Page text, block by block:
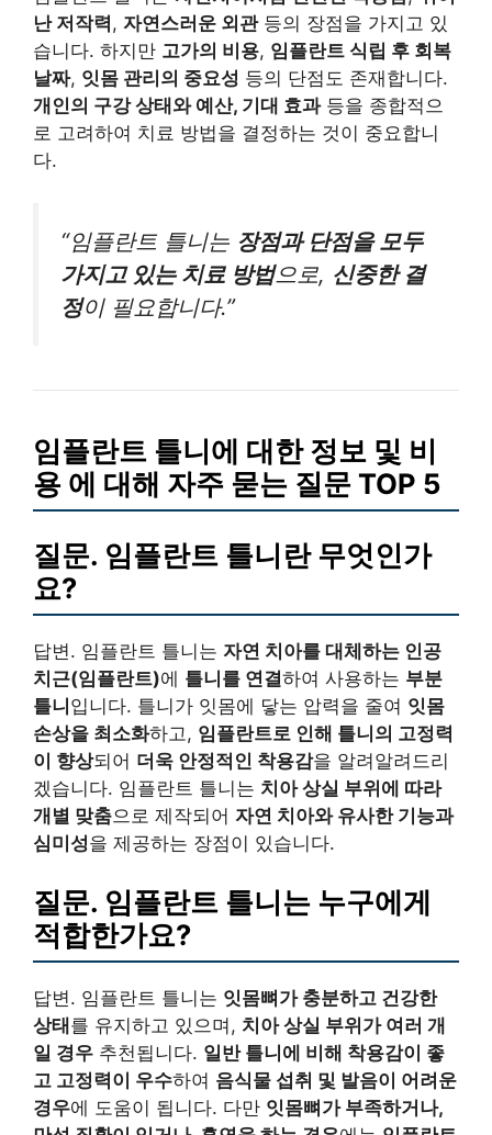
난 저작력, 자연스러운 외관등의 장점을 가지고 있
습니다. 하지만 고가의 비용, 임플란트 식립 후 회복
날짜, 잇몸 관리의 중요성 등의 단점도 존재합니다.
개인의 구강 상태와 예산, 기대 효과등을 종합적으
로 고려하여 치료 방법을 결정하는 것이 중요합니
다.
“임플란트 틀니는 장점과 단점을 모두
가지고 있는 치료 방법으로, 신중한 결
정이 필요합니다.”
임플란트 틀니에 대한 정보 및 비
용 에 대해 자주 묻는 질문 TOP 5
질문. 임플란트 틀니란 무엇인가
요?
답변. 임플란트 틀니는 자연 치아를 대체하는 인공
치근(임플란트)에 틀니를 연결하여 사용하는 부분
틀니 입니다. 틀니가 잇몸에 닿는 압력을 줄여 잇몸
손상을 최소화하고, 임플란트로 인해 틀니의 고정력
이 향상되어 더욱 안정적인 착용감을 알려알려드리
겠습니다. 임플란트 틀니는 치아 상실 부위에 따라
개별 맞춤으로 제작되어 자연 치아와 유사한 기능과
심미성을 제공하는 장점이 있습니다.
질문. 임플란트 틀니는 누구에게
적합한가요?
답변. 임플란트 틀니는 잇몸뼈가 충분하고 건강한
상태를 유지하고 있으며, 치아 상실 부위가 여러 개
일 경우 추천됩니다. 일반 틀니에 비해 착용감이 좋
고 고정력이 우수하여 음식물 섭취 및 발음이 어려운
경우에 도움이 됩니다. 다만 잇몸뼈가 부족하거나,